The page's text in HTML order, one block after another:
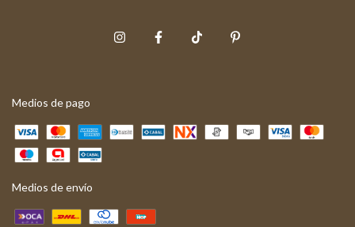
Medios de pago
Medios de envío